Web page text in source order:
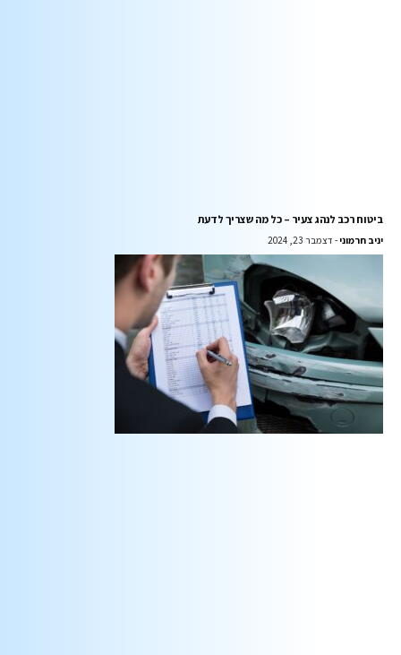
ביטוח רכב לנהג צעיר – כל מה שצריך לדעת
יניב חרמוני דצמבר 23, 2024